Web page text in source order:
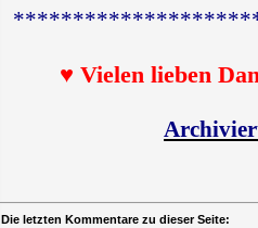
♥ Vielen lieben
Die letzten Kommentare zu dieser Seite: